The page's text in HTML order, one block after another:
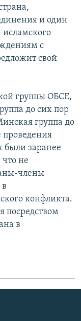
и один
с
свой
группы ОБСЕ,
до сих пор
группа до
проведения
были заранее
не
члены
конфликта.
посредством
в